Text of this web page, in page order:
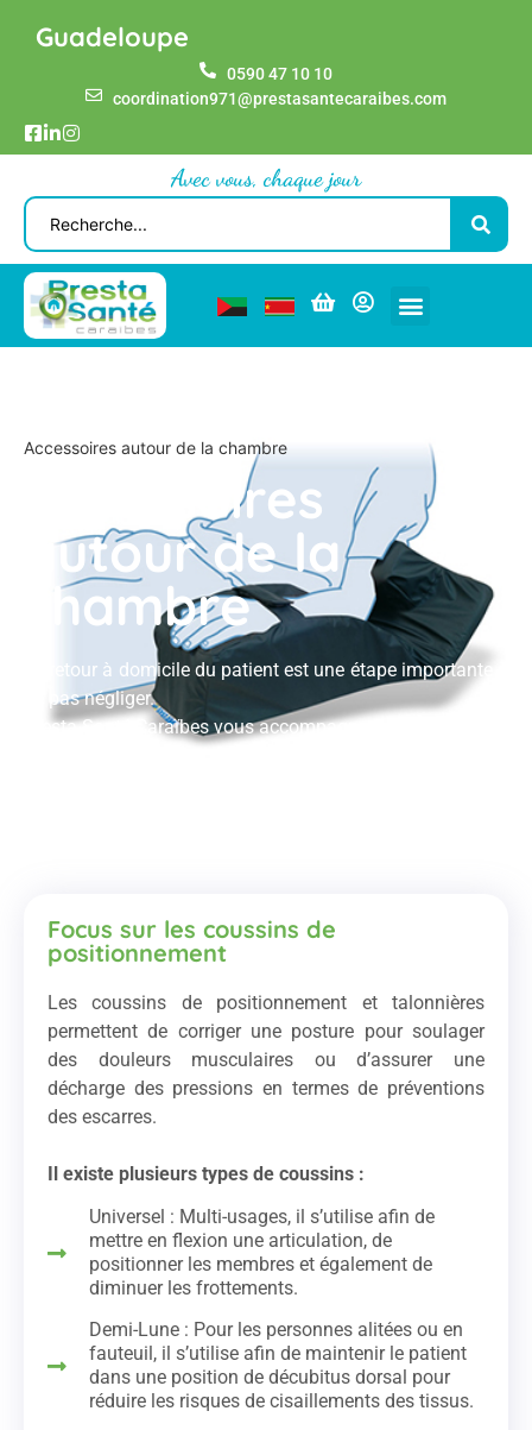
Guadeloupe
0590 47 10 10
coordination971@prestasantecaraibes.com
Avec vous, chaque jour
Accessoires autour de la chambre
Accessoires
autour de la
chambre
Le retour à domicile du patient est une étape importante à
ne pas négliger.
Presta Santé Caraïbes vous accompagne en ce sens.
Focus sur les coussins de
positionnement
Les coussins de positionnement et talonnières
permettent de corriger une posture pour soulager
des douleurs musculaires ou d’assurer une
décharge des pressions en termes de préventions
des escarres.
Il existe plusieurs types de coussins :
Universel : Multi-usages, il s’utilise afin de
mettre en flexion une articulation, de
positionner les membres et également de
diminuer les frottements.
Demi-Lune : Pour les personnes alitées ou en
fauteuil, il s’utilise afin de maintenir le patient
dans une position de décubitus dorsal pour
réduire les risques de cisaillements des tissus.